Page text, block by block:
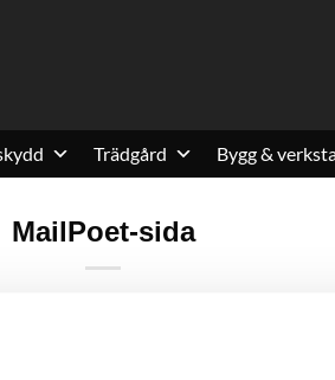
Trädgård Bygg &
MailPoet-sida